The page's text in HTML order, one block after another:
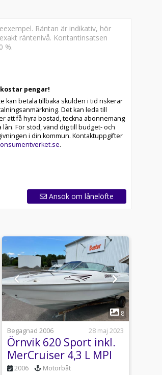
Räntan är indikativ, hör
räntenivå. Kontantinsatsen
%.
pengar!
kan betala tillbaka skulden i tid riskerar
Det kan leda till
att få hyra bostad, teckna abonnemang
lån. För stöd, vänd dig till budget- och
i din kommun. Kontaktuppgifter
.
Ansök om lånelöfte
1
8
Begagnad 2006
28 maj 2023
Örnvik 620 Sport inkl.
MerCruiser 4,3 L MPI
2006 Motorbåt